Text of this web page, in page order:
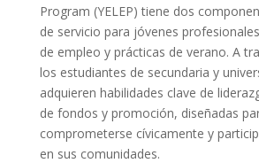
Program (YELEP) tiene dos
de servicio para jóvenes
de empleo y prácticas de verano. A
los estudiantes de secundaria y
adquieren habilidades clave de
de fondos y promoción, diseñadas
comprometerse cívicamente y
en sus comunidades.